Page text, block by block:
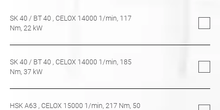
SK 40 / BT 40 , CELOX 14000 1/min, 117
Nm, 22 kW
SK 40 / BT 40 , CELOX 14000 1/min, 185
Nm, 37 kW
HSK A63 , CELOX 15000 1/min, 217 Nm, 50